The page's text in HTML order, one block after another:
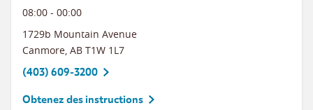
08:00 - 00:00
1729b Mountain Avenue
Canmore, AB T1W 1L7
(403) 609-3200
Obtenez des instructions